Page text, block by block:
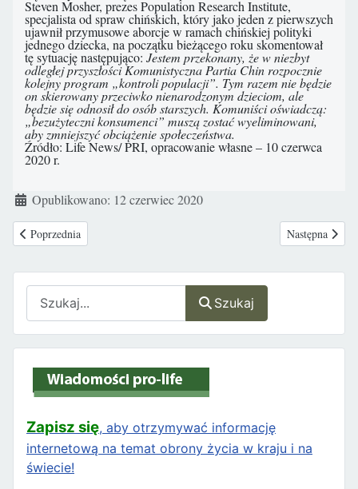
Szukaj
Zapisz się, aby otrzymywać informację
internetową na temat obrony życia w kraju i na
świecie!
Steven Mosher, prezes Population Research Institute,
specjalista od spraw chińskich, który jako jeden z pierwszych
ujawnił przymusowe aborcje w ramach chińskiej polityki
jednego dziecka, na początku bieżącego roku skomentował
tę sytuację następująco: Jestem przekonany, że w niezbyt
odległej przyszłości Komunistyczna Partia Chin rozpocznie
kolejny program „kontroli populacji”. Tym razem nie będzie
on skierowany przeciwko nienarodzonym dzieciom, ale
będzie się odnosił do osób starszych. Komuniści oświadczą:
„bezużyteczni konsumenci” muszą zostać wyeliminowani,
aby zmniejszyć obciążenie społeczeństwa.
Źródło: Life News/ PRI, opracowanie własne – 10 czerwca
2020 r.
Szczegóły
Opublikowano: 12 czerwiec 2020
Poprzednia strona: Sondaż: Co Polacy myślą o ideologii LGBT?
Poprzednia Następna
Następna